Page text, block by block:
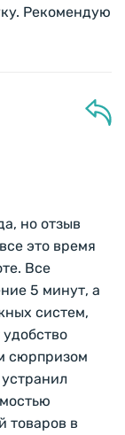
Рекомендую
но отзыв
это время
Все
5 минут, а
систем,
сюрпризом
товаров в